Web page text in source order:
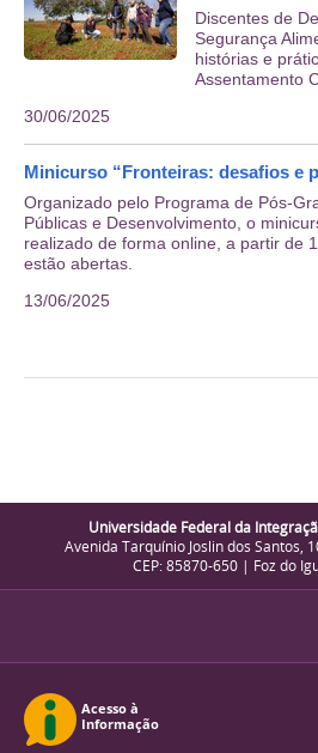
Discentes de
Segurança
histórias e
Assentamento
30/06/2025
Minicurso “Fronteiras: desafios e
Organizado pelo Programa de Pós-
Públicas e Desenvolvimento, o
realizado de forma online, a partir de
estão abertas.
13/06/2025
Universidade Federal da
Avenida Tarquínio Joslin dos Santos,
CEP: 85870-650 | Foz do